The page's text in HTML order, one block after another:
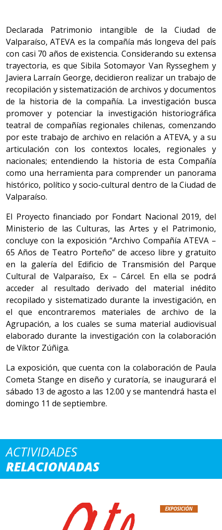
Declarada Patrimonio intangible de la Ciudad de
Valparaíso, ATEVA es la compañía más longeva del país
con casi 70 años de existencia. Considerando su extensa
trayectoria, es que Sibila Sotomayor Van Rysseghem y
Javiera Larraín George, decidieron realizar un trabajo de
recopilación y sistematización de archivos y documentos
de la historia de la compañía. La investigación busca
promover y potenciar la investigación historiográfica
teatral de compañías regionales chilenas, comenzando
por este trabajo de archivo en relación a ATEVA, y a su
articulación con los contextos locales, regionales y
nacionales; entendiendo la historia de esta Compañía
como una herramienta para comprender un panorama
histórico, político y socio-cultural dentro de la Ciudad de
Valparaíso.
El Proyecto financiado por Fondart Nacional 2019, del
Ministerio de las Culturas, las Artes y el Patrimonio,
concluye con la exposición “Archivo Compañía ATEVA –
65 Años de Teatro Porteño” de acceso libre y gratuito
en la galería del Edificio de Transmisión del Parque
Cultural de Valparaíso, Ex – Cárcel. En ella se podrá
acceder al resultado derivado del material inédito
recopilado y sistematizado durante la investigación, en
el que encontraremos materiales de archivo de la
Agrupación, a los cuales se suma material audiovisual
elaborado durante la investigación con la colaboración
de Víktor Zúñiga.
La exposición, que cuenta con la colaboración de Paula
Cometa Stange en diseño y curatoría, se inaugurará el
sábado 13 de agosto a las 12.00 y se mantendrá hasta el
domingo 11 de septiembre.
ACTIVIDADES
RELACIONADAS
EXPOSICIÓN